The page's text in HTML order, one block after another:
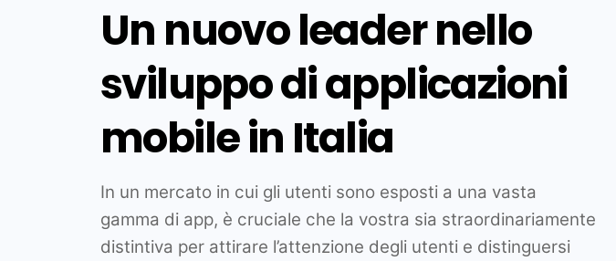
Un nuovo leader nello
sviluppo di applicazioni
mobile in Italia
In un mercato in cui gli utenti sono esposti a una vasta
gamma di app, è cruciale che la vostra sia straordinariamente
distintiva per attirare l’attenzione degli utenti e distinguersi